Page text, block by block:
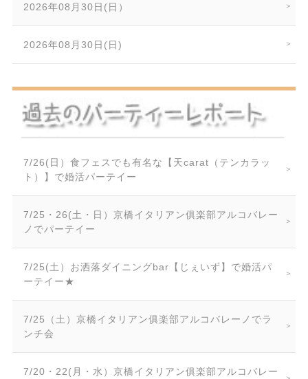
2026年08月30日(日）
2026年08月30日(日)
7/26(日）食フェスでも有名な【天carat（テンカラッ
ト）】で婚活パーテイー
7/25・26(土・日）京橋イタリアン俱楽部アルコバレー
ノでパーテイー
7/25(土）お洒落ダイニングbar【じぇいず】で婚活パ
ーテイー★
7/25（土）京橋イタリアン俱楽部アルコバレーノでラ
ンチ会
7/20・22(月・水）京橋イタリアン俱楽部アルコバレー